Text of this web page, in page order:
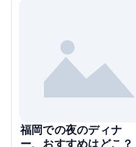
福岡での夜のディナ
ー、おすすめはどこ？